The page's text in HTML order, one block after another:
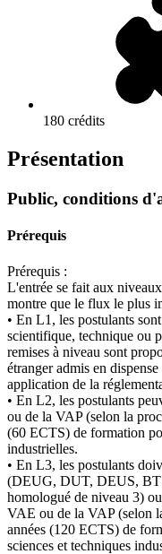
180 crédits
Présentation
Public, conditions
Prérequis
Prérequis :
L'entrée se fait aux
montre que le flux le plus
• En L1, les postulants
scientifique, technique ou
remises à niveau sont
étranger admis en
application de la
• En L2, les postulants
ou de la VAP (selon la
(60 ECTS) de formation
industrielles.
• En L3, les postulants
(DEUG, DUT, DEUS,
homologué de niveau 3)
VAE ou de la VAP (selon
années (120 ECTS) de
sciences et techniques